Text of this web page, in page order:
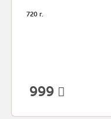
720 г.
999